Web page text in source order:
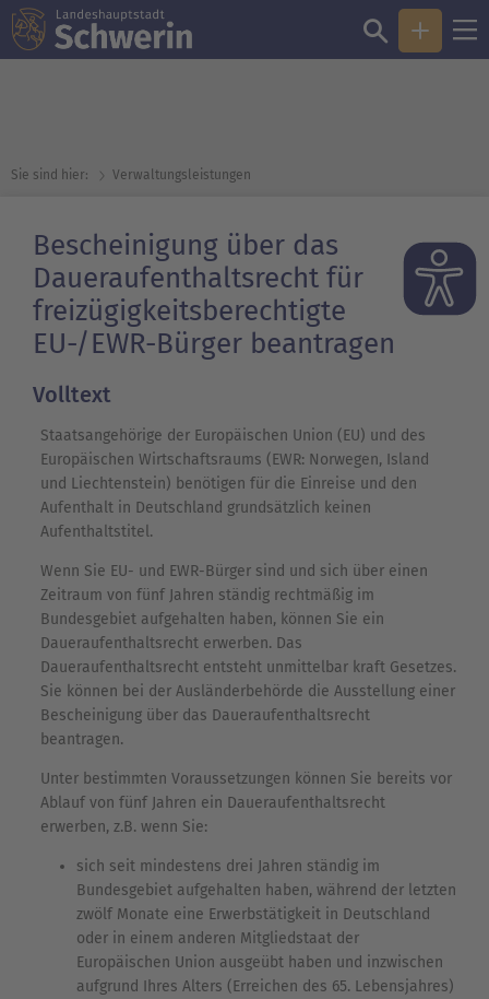
Sie sind hier: Verwaltungsleistungen
Bescheinigung über das
Daueraufenthaltsrecht für
freizügigkeitsberechtigte
EU-/EWR-Bürger beantragen
Volltext
Staatsangehörige der Europäischen Union (EU) und des
Europäischen Wirtschaftsraums (EWR: Norwegen, Island
und Liechtenstein) benötigen für die Einreise und den
Aufenthalt in Deutschland grundsätzlich keinen
Aufenthaltstitel.
Wenn Sie EU- und EWR-Bürger sind und sich über einen
Zeitraum von fünf Jahren ständig rechtmäßig im
Bundesgebiet aufgehalten haben, können Sie ein
Daueraufenthaltsrecht erwerben. Das
Daueraufenthaltsrecht entsteht unmittelbar kraft Gesetzes.
Sie können bei der Ausländerbehörde die Ausstellung einer
Bescheinigung über das Daueraufenthaltsrecht
beantragen.
Unter bestimmten Voraussetzungen können Sie bereits vor
Ablauf von fünf Jahren ein Daueraufenthaltsrecht
erwerben, z.B. wenn Sie:
sich seit mindestens drei Jahren ständig im
Bundesgebiet aufgehalten haben, während der letzten
zwölf Monate eine Erwerbstätigkeit in Deutschland
oder in einem anderen Mitgliedstaat der
Europäischen Union ausgeübt haben und inzwischen
aufgrund Ihres Alters (Erreichen des 65. Lebensjahres)